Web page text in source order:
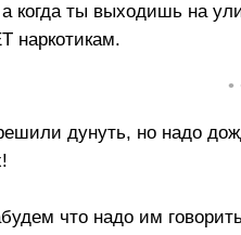
когда ты выходишь на
наркотикам.
•
дунуть, но надо
что надо им